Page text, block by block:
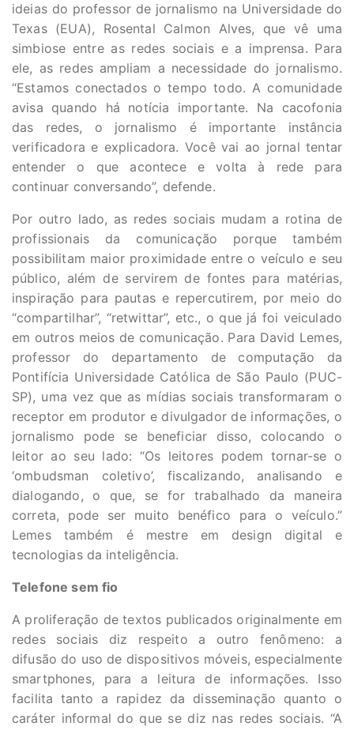
ideias do professor de jornalismo na Universidade do
Texas (EUA), Rosental Calmon Alves, que vê uma
simbiose entre as redes sociais e a imprensa. Para
ele, as redes ampliam a necessidade do jornalismo.
“Estamos conectados o tempo todo. A comunidade
avisa quando há notícia importante. Na cacofonia
das redes, o jornalismo é importante instância
verificadora e explicadora. Você vai ao jornal tentar
entender o que acontece e volta à rede para
continuar conversando”, defende.
Por outro lado, as redes sociais mudam a rotina de
profissionais da comunicação porque também
possibilitam maior proximidade entre o veículo e seu
público, além de servirem de fontes para matérias,
inspiração para pautas e repercutirem, por meio do
“compartilhar”, “retwittar”, etc., o que já foi veiculado
em outros meios de comunicação. Para David Lemes,
professor do departamento de computação da
Pontifícia Universidade Católica de São Paulo (PUC-
SP), uma vez que as mídias sociais transformaram o
receptor em produtor e divulgador de informações, o
jornalismo pode se beneficiar disso, colocando o
leitor ao seu lado: “Os leitores podem tornar-se o
‘ombudsman coletivo’, fiscalizando, analisando e
dialogando, o que, se for trabalhado da maneira
correta, pode ser muito benéfico para o veículo.”
Lemes também é mestre em design digital e
tecnologias da inteligência.
Telefone sem fio
A proliferação de textos publicados originalmente em
redes sociais diz respeito a outro fenômeno: a
difusão do uso de dispositivos móveis, especialmente
smartphones, para a leitura de informações. Isso
facilita tanto a rapidez da disseminação quanto o
caráter informal do que se diz nas redes sociais. “A